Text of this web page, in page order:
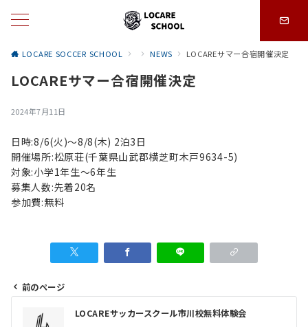
LOCARE SOCCER SCHOOL NEWS LOCAREサマー合宿開催決定
LOCAREサマー合宿開催決定
2024年7月11日
日時:8/6(火)〜8/8(木) 2泊3日
開催場所:松原荘(千葉県山武郡横芝町木戸9634-5)
対象:小学1年生〜6年生
募集人数:先着20名
参加費:無料
前のページ
LOCAREサッカースクール市川校無料体験会